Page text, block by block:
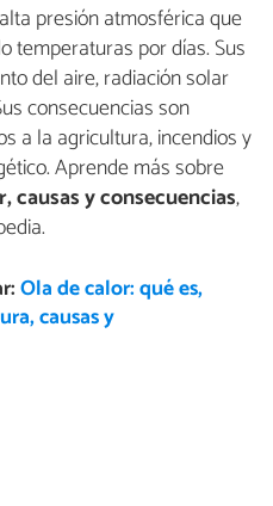
presión atmosférica que
temperaturas por días. Sus
del aire, radiación solar
consecuencias son
a la agricultura, incendios y
Aprende más sobre
causas y consecuencias,
Ola de calor: qué es,
causas y